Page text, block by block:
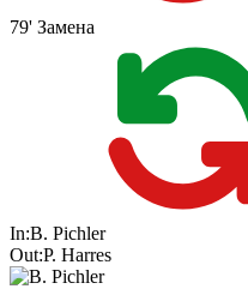
79' Замена
In:B. Pichler
Out:P. Harres